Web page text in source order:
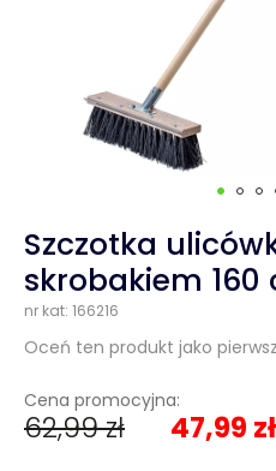
Szczotka
skrobakiem 160
nr kat: 166216
Oceń ten produkt jako
Cena promocyjna:
62,99 zł 47,99 zł